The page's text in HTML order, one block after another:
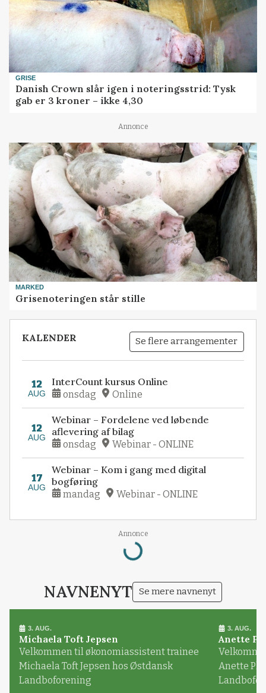
GRISE
Danish Crown slår igen i noteringsstrid: Tysk
gab er 3 kroner – ikke 4,30
Annonce
MARKED
Grisenoteringen står stille
KALENDER Se flere arrangementer
12
AUG
InterCount kursus Online
onsdag Online
12
AUG
Webinar – Fordelene ved løbende
aflevering af bilag
onsdag Webinar - ONLINE
17
AUG
Webinar – Kom i gang med digital
bogføring
mandag Webinar - ONLINE
Annonce
Loading...
NAVNENYT Se mere navnenyt
3. AUG.
Michaela Toft Jepsen
Velkommen til økonomiassistent trainee
Michaela Toft Jepsen hos Østdansk
Landboforening
3. AUG.
Anette
Anette